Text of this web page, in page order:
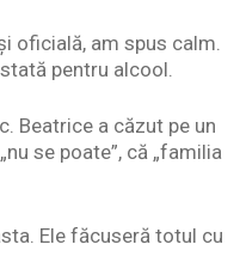
oficială, am spus calm.
pentru alcool.
Beatrice a căzut pe un
se poate”, că „familia
Ele făcuseră totul cu